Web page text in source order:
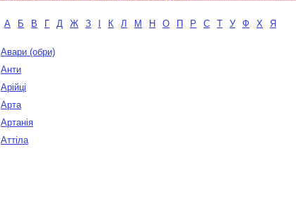
А Б В Г Д Ж З К Л М Н О П Р С Т У Ф Х Я
Авари (обри)
Анти
Арійці
Арта
Артанія
Аттіла